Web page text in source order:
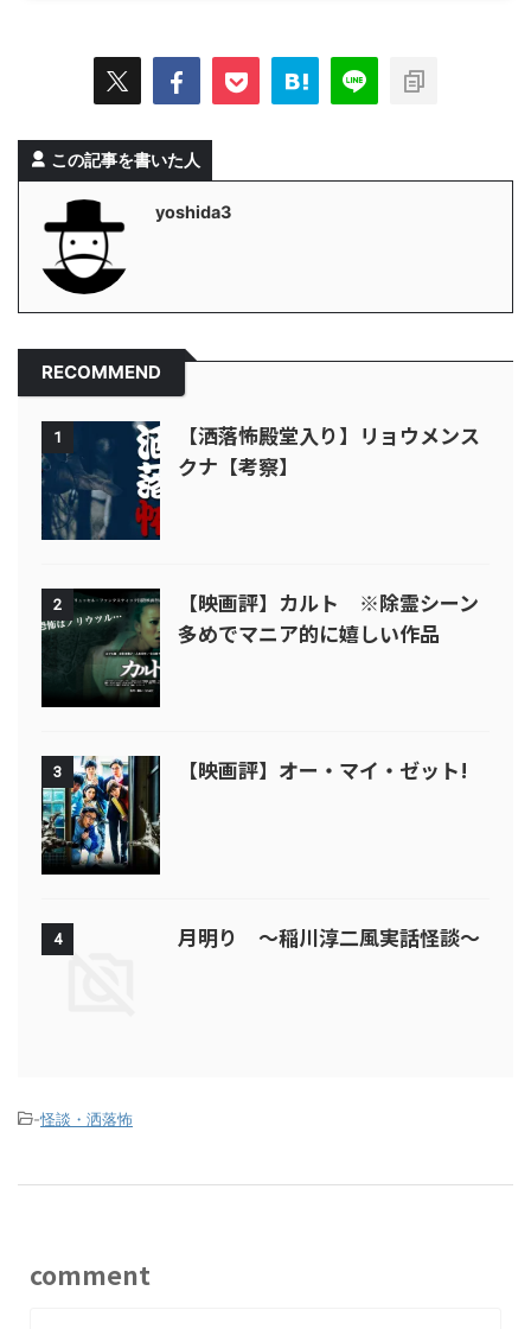
この記事を書いた人
yoshida3
RECOMMEND
1
【洒落怖殿堂入り】リョウメンス
クナ【考察】
2
【映画評】カルト ※除霊シーン
多めでマニア的に嬉しい作品
3 【映画評】オー・マイ・ゼット!
4 月明り ～稲川淳二風実話怪談～
-怪談・洒落怖
comment